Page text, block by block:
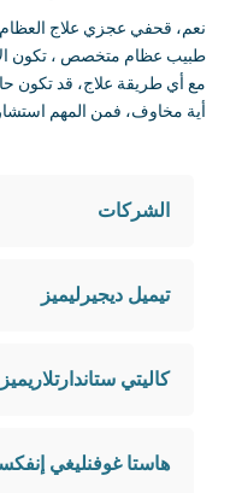
الشركات
تيميل ديجيرليميز
كاليتي ستاندارتلاريميز
هاستا غوفنليغي
نعم، قحفي عجزي علاج
طبيب عظام متخصص ، تكون
مع أي طريقة علاج، قد تكون
أية مخاوف، فمن المهم